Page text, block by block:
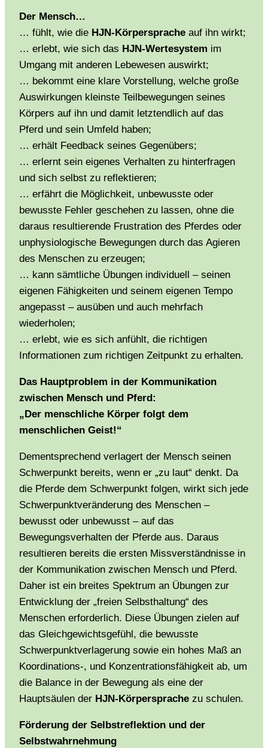
Der Mensch…
… fühlt, wie die HJN-Körpersprache auf ihn wirkt;
… erlebt, wie sich das HJN-Wertesystem im
Umgang mit anderen Lebewesen auswirkt;
… bekommt eine klare Vorstellung, welche große
Auswirkungen kleinste Teilbewegungen seines
Körpers auf ihn und damit letztendlich auf das
Pferd und sein Umfeld haben;
… erhält Feedback seines Gegenübers;
… erlernt sein eigenes Verhalten zu hinterfragen
und sich selbst zu reflektieren;
… erfährt die Möglichkeit, unbewusste oder
bewusste Fehler geschehen zu lassen, ohne die
daraus resultierende Frustration des Pferdes oder
unphysiologische Bewegungen durch das Agieren
des Menschen zu erzeugen;
… kann sämtliche Übungen individuell – seinen
eigenen Fähigkeiten und seinem eigenen Tempo
angepasst – ausüben und auch mehrfach
wiederholen;
… erlebt, wie es sich anfühlt, die richtigen
Informationen zum richtigen Zeitpunkt zu erhalten.
Das Hauptproblem in der Kommunikation
zwischen Mensch und Pferd:
„Der menschliche Körper folgt dem
menschlichen Geist!“
Dementsprechend verlagert der Mensch seinen
Schwerpunkt bereits, wenn er „zu laut“ denkt. Da
die Pferde dem Schwerpunkt folgen, wirkt sich jede
Schwerpunktveränderung des Menschen –
bewusst oder unbewusst – auf das
Bewegungsverhalten der Pferde aus. Daraus
resultieren bereits die ersten Missverständnisse in
der Kommunikation zwischen Mensch und Pferd.
Daher ist ein breites Spektrum an Übungen zur
Entwicklung der „freien Selbsthaltung“ des
Menschen erforderlich. Diese Übungen zielen auf
das Gleichgewichtsgefühl, die bewusste
Schwerpunktverlagerung sowie ein hohes Maß an
Koordinations-, und Konzentrationsfähigkeit ab, um
die Balance in der Bewegung als eine der
Hauptsäulen der HJN-Körpersprache zu schulen.
Förderung der Selbstreflektion und der
Selbstwahrnehmung